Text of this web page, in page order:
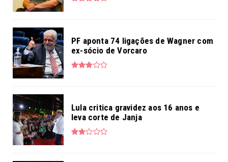
PF aponta 74 ligações de Wagner com
ex-sócio de Vorcaro
Lula critica gravidez aos 16 anos e
leva corte de Janja